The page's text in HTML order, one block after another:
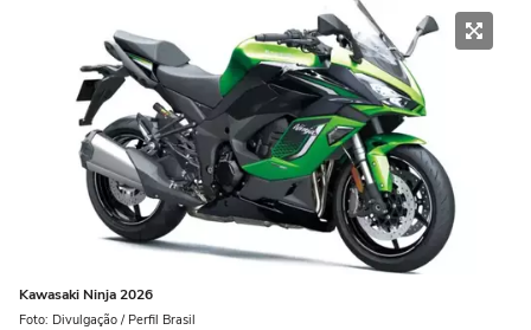
Kawasaki Ninja 2026
Foto: Divulgação / Perfil Brasil